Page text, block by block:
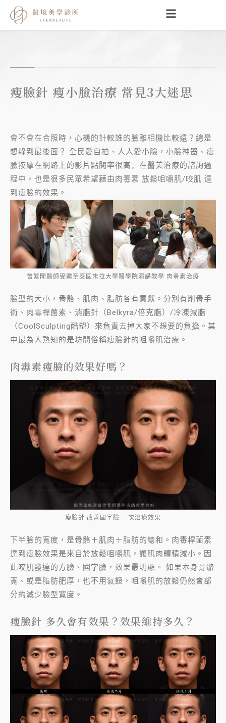
主
瘦臉針 瘦小臉治療 常見3大迷思
會不會在合照時，心機的計較誰的臉離相機比較遠？總是
想躲到最後面？ 全民愛自拍、人人愛小臉，小臉神器、瘦
臉按摩在網路上的影片點閱率很高。 在醫美治療的諮詢過
程中，也是很多民眾希望藉由肉毒素 放鬆咀嚼肌/咬肌 達
到瘦臉的效果。
曾繁聞醫師受邀至泰國朱拉大學醫學院演講教學 肉毒素治療
臉型的大小，骨骼、肌肉、脂肪各有貢獻。分別有削骨手
術、肉毒桿菌素、消脂針（Belkyra/倍克脂） /冷凍減脂
（CoolSculpting酷塑）來負責去掉大家不想要的負擔。其
中最為人熟知的是坊間俗稱瘦臉針的咀嚼肌治療。
肉毒素瘦臉的效果好嗎？
瘦臉針 改善國字臉 一次治療效果
下半臉的寬度，是骨骼＋肌肉＋脂肪的總和。肉毒桿菌素
達到瘦臉效果是來自於放鬆咀嚼肌，讓肌肉體積減小。因
此咬肌發達的方臉、國字臉，效果最明顯。 如果本身骨骼
寬、或是脂肪肥厚，也不用氣餒，咀嚼肌的放鬆仍然會部
分的減少臉型寬度。
瘦臉針 多久會有效果？效果維持多久？